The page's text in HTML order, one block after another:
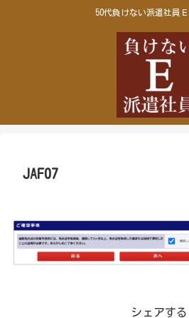
50代負けない派遣社員
JAF07
シェアする